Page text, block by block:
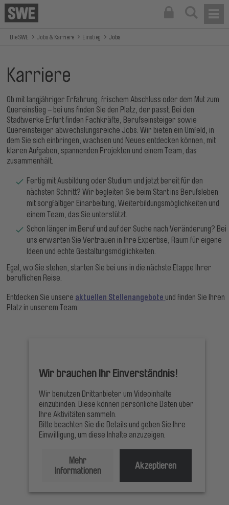
Die SWE Jobs & Karriere Einstieg Jobs
Karriere
Ob mit langjähriger Erfahrung, frischem Abschluss oder dem Mut zum
Quereinstieg – bei uns finden Sie den Platz, der passt. Bei den
Stadtwerke Erfurt finden Fachkräfte, Berufseinsteiger sowie
Quereinsteiger abwechslungsreiche Jobs. Wir bieten ein Umfeld, in
dem Sie sich einbringen, wachsen und Neues entdecken können, mit
klaren Aufgaben, spannenden Projekten und einem Team, das
zusammenhält.
Fertig mit Ausbildung oder Studium und jetzt bereit für den
nächsten Schritt? Wir begleiten Sie beim Start ins Berufsleben
mit sorgfältiger Einarbeitung, Weiterbildungsmöglichkeiten und
einem Team, das Sie unterstützt.
Schon länger im Beruf und auf der Suche nach Veränderung? Bei
uns erwarten Sie Vertrauen in Ihre Expertise, Raum für eigene
Ideen und echte Gestaltungsmöglichkeiten.
Egal, wo Sie stehen, starten Sie bei uns in die nächste Etappe Ihrer
beruflichen Reise.
Entdecken Sie unsere aktuellen Stellenangebote und finden Sie Ihren
Platz in unserem Team.
Wir brauchen Ihr Einverständnis!
Wir benutzen Drittanbieter um Videoinhalte
einzubinden. Diese können persönliche Daten über
Ihre Aktivitäten sammeln.
Bitte beachten Sie die Details und geben Sie Ihre
Einwilligung, um diese Inhalte anzuzeigen.
Mehr
Informationen
Akzeptieren